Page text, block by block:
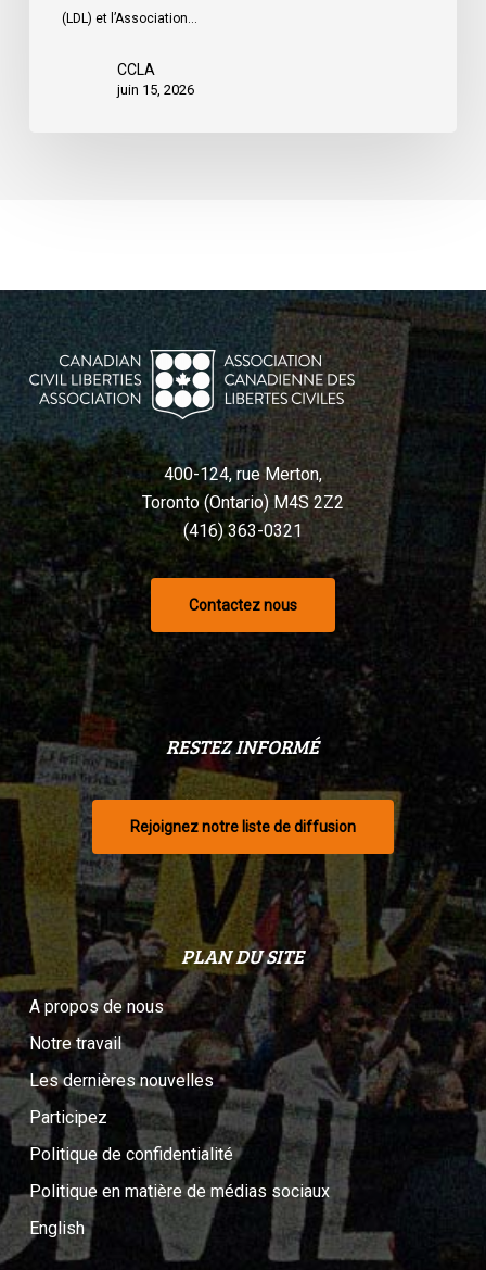
(LDL) et l’Association…
CCLA
juin 15, 2026
400-124, rue Merton,
Toronto (Ontario) M4S 2Z2
(416) 363-0321
Contactez nous
RESTEZ INFORMÉ
Rejoignez notre liste de diffusion
PLAN DU SITE
A propos de nous
Notre travail
Les dernières nouvelles
Participez
Politique de confidentialité
Politique en matière de médias sociaux
English